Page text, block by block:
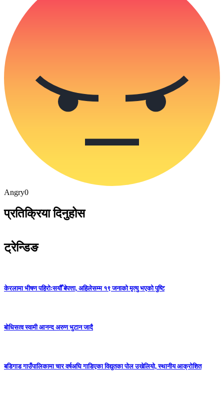
Angry0
प्रतिक्रिया दिनुहोस
ट्रेन्डिङ
केरलामा भीषण पहिरोःसयौँ बेपत्ता, अहिलेसम्म १९ जनाको मृत्यु भएको पुष्टि
बोधिसत्व स्वामी आनन्द अरुण भुटान जादै
बडिगाड गाउँपालिकामा चार वर्षअघि गाडिएका विद्युतका पोल उखेलियो, स्थानीय आक्रोशित